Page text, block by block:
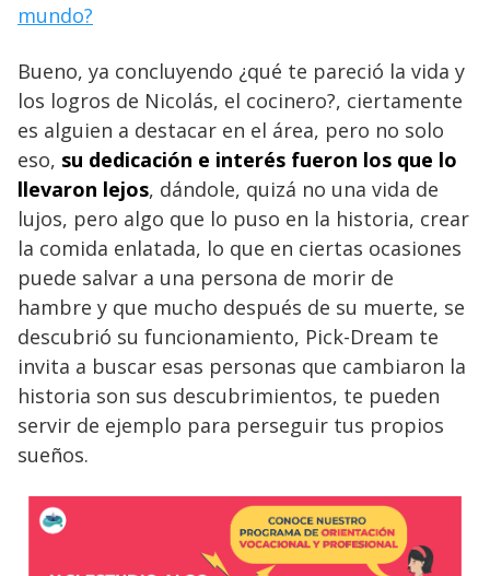
mundo?
Bueno, ya concluyendo ¿qué te pareció la vida y
los logros de Nicolás, el cocinero?, ciertamente
es alguien a destacar en el área, pero no solo
eso, su dedicación e interés fueron los que lo
llevaron lejos, dándole, quizá no una vida de
lujos, pero algo que lo puso en la historia, crear
la comida enlatada, lo que en ciertas ocasiones
puede salvar a una persona de morir de
hambre y que mucho después de su muerte, se
descubrió su funcionamiento, Pick-Dream te
invita a buscar esas personas que cambiaron la
historia son sus descubrimientos, te pueden
servir de ejemplo para perseguir tus propios
sueños.